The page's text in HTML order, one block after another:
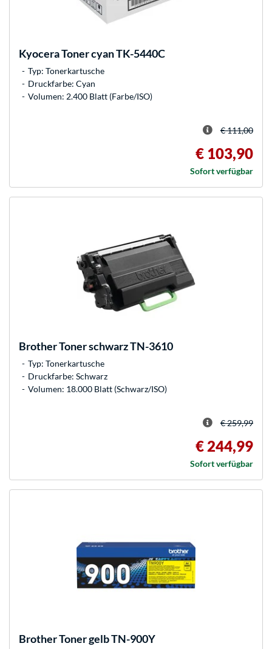
KyoceraToner cyan TK-5440C
Typ: Tonerkartusche
Druckfarbe: Cyan
Volumen: 2.400 Blatt (Farbe/ISO)
€ 111,00
€ 103,90
Sofort verfügbar
BrotherToner schwarz TN-3610
Typ: Tonerkartusche
Druckfarbe: Schwarz
Volumen: 18.000 Blatt (Schwarz/ISO)
€ 259,99
€ 244,99
Sofort verfügbar
BrotherToner gelb TN-900Y